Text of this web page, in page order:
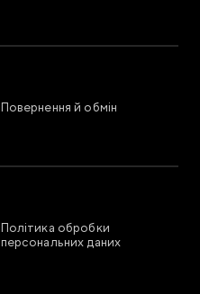
Повернення й обмін
Політика обробки
персональних даних